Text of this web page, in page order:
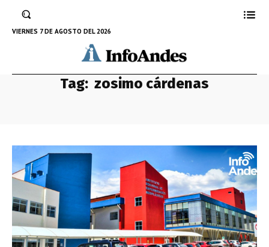
VIERNES 7 DE AGOSTO DEL 2026
Tag: zosimo cárdenas